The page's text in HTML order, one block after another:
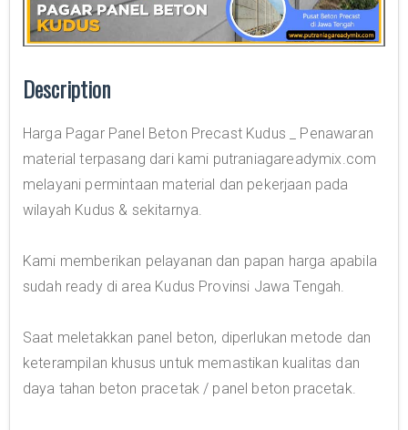
Description
Harga Pagar Panel Beton Precast Kudus _ Penawaran
material terpasang dari kami putraniagareadymix.com
melayani permintaan material dan pekerjaan pada
wilayah Kudus & sekitarnya.
Kami memberikan pelayanan dan papan harga apabila
sudah ready di area Kudus Provinsi Jawa Tengah.
Saat meletakkan panel beton, diperlukan metode dan
keterampilan khusus untuk memastikan kualitas dan
daya tahan beton pracetak / panel beton pracetak.